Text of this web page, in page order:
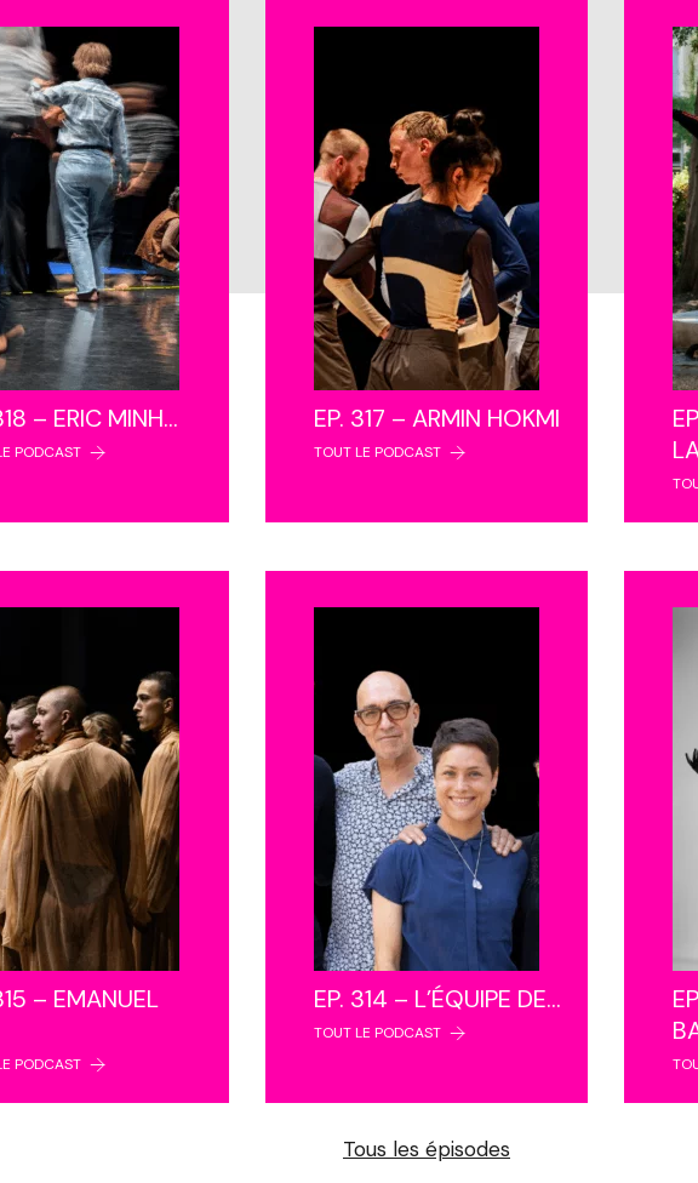
– ERIC MINH…
PODCAST
EP. 317 – ARMIN HOKMI
TOUT LE PODCAST
– EMANUEL
PODCAST
EP. 314 – L’ÉQUIPE DE…
TOUT LE PODCAST
Tous les épisodes